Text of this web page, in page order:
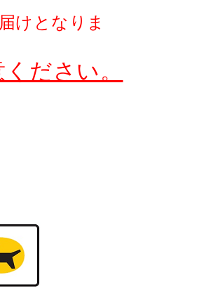
けとなりま
ださい。